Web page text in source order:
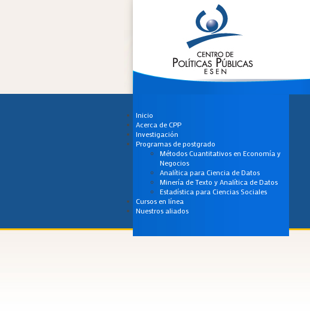
Inicio
Acerca de CPP
Investigación
Programas de postgrado
Métodos Cuantitativos en Economía y
Negocios
Analítica para Ciencia de Datos
Minería de Texto y Analítica de Datos
Estadística para Ciencias Sociales
Cursos en línea
Nuestros aliados